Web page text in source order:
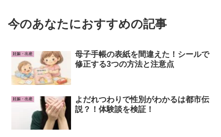
今のあなたにおすすめの記事
妊娠・出産
母子手帳の表紙を間違えた！シールで
修正する3つの方法と注意点
妊娠・出産
よだれつわりで性別がわかるは都市伝
説？！体験談を検証！